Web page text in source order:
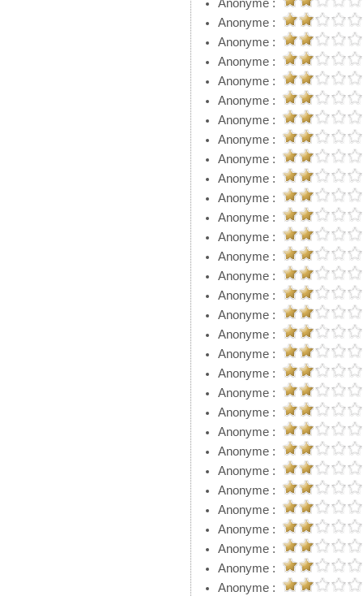
Anonyme :
Anonyme :
Anonyme :
Anonyme :
Anonyme :
Anonyme :
Anonyme :
Anonyme :
Anonyme :
Anonyme :
Anonyme :
Anonyme :
Anonyme :
Anonyme :
Anonyme :
Anonyme :
Anonyme :
Anonyme :
Anonyme :
Anonyme :
Anonyme :
Anonyme :
Anonyme :
Anonyme :
Anonyme :
Anonyme :
Anonyme :
Anonyme :
Anonyme :
Anonyme :
Anonyme :